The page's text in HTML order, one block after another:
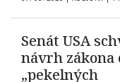
Senát USA
návrh zákona
„pekelných